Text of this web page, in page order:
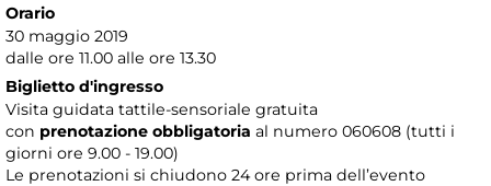
Orario
30 maggio 2019
dalle ore 11.00 alle ore 13.30
Biglietto d'ingresso
Visita guidata tattile-sensoriale gratuita
con prenotazione obbligatoria al numero 060608 (tutti i
giorni ore 9.00 - 19.00)
Le prenotazioni si chiudono 24 ore prima dell’evento